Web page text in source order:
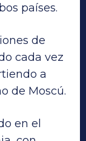
países.
de
cada vez
a
de Moscú.
en el